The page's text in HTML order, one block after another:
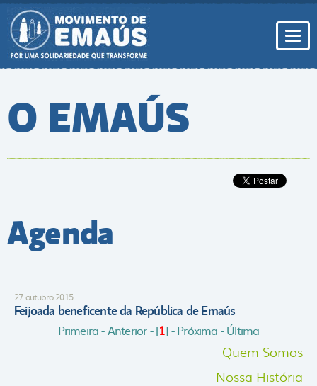
Pular
para
conteúdo
O EMAÚS
Agenda
27 outubro 2015
Feijoada beneficente da República de Emaús
Primeira - Anterior - [1] - Próxima - Última
Quem Somos
Nossa História